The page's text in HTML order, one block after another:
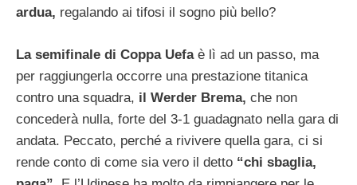
ardua, regalando ai tifosi il sogno più bello?
La semifinale di Coppa Uefa è lì ad un passo, ma
per raggiungerla occorre una prestazione titanica
contro una squadra, il Werder Brema, che non
concederà nulla, forte del 3-1 guadagnato nella gara di
andata. Peccato, perché a rivivere quella gara, ci si
rende conto di come sia vero il detto “chi sbaglia,